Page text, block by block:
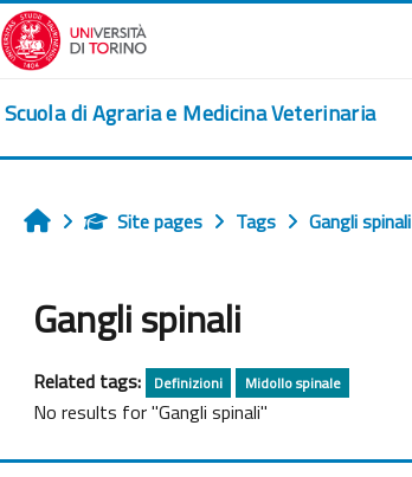
Skip to main content
Scuola di Agraria e Medicina Veterinaria
HomeSite pages Tags Gangli spinali
Gangli spinali
Related tags: Definizioni Midollo spinale
No results for "Gangli spinali"